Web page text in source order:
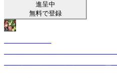
進呈中
無料で登録